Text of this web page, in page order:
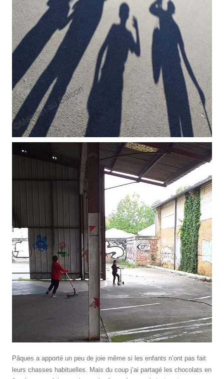
Pâques a apporté un peu de joie même si les enfants n’ont pas fait
leurs chasses habituelles. Mais du coup j’ai partagé les chocolats en